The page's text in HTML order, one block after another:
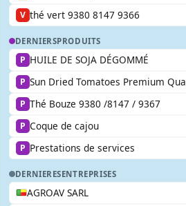
V thé vert 9380 8147 9366
DERNIERSPRODUITS
P HUILE DE SOJA DÉGOMMÉ
P Sun Dried Tomatoes Premium Qua
P Thé Bouze 9380 /8147 / 9367
P Coque de cajou
P Prestations de services
DERNIERESENTREPRISES
AGROAV SARL